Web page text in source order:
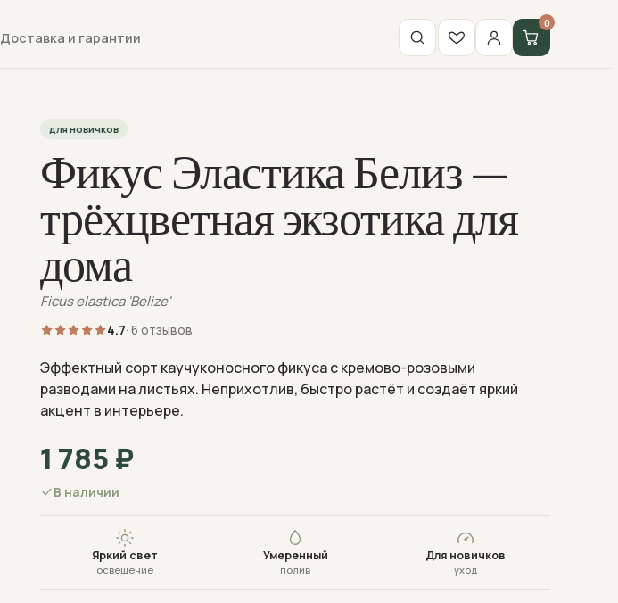
Доставка и гарантии
0
для новичков
Фикус Эластика Белиз —
трёхцветная экзотика для
дома
Ficus elastica 'Belize'
4.7· 6 отзывов
Эффектный сорт каучуконосного фикуса с кремово-розовыми
разводами на листьях. Неприхотлив, быстро растёт и создаёт яркий
акцент в интерьере.
1 785 ₽
В наличии
Яркий свет
освещение
Умеренный
полив
Для новичков
уход